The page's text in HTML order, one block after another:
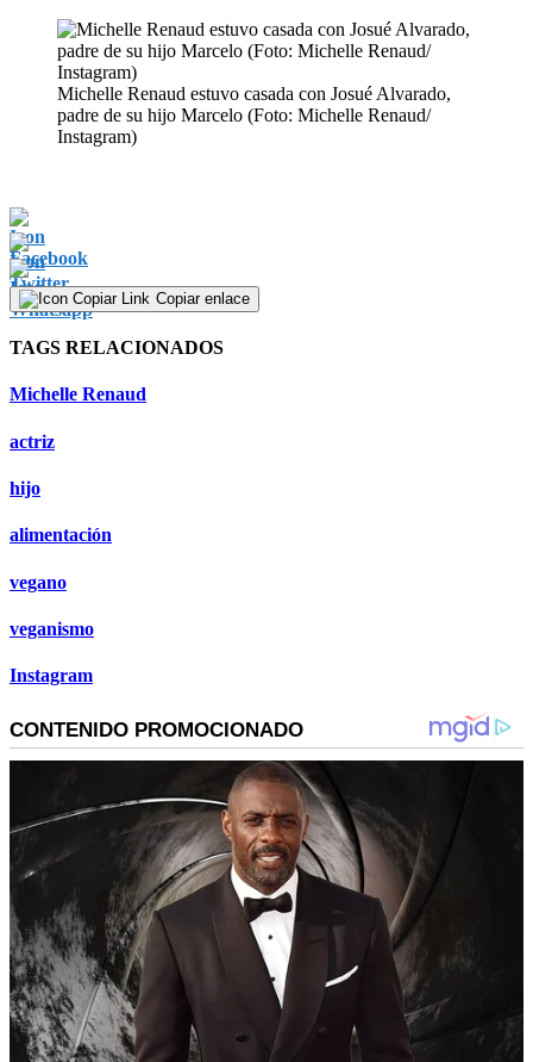
Michelle Renaud estuvo casada con Josué Alvarado,
padre de su hijo Marcelo (Foto: Michelle Renaud/
Instagram)
Copiar enlace
TAGS RELACIONADOS
Michelle Renaud
actriz
hijo
alimentación
vegano
veganismo
Instagram